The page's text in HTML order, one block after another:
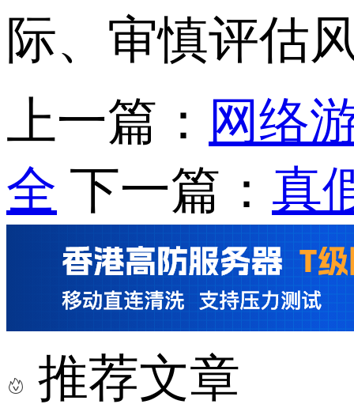
际、审慎评估
上一篇： 网络
全 下一篇： 真
推荐文章